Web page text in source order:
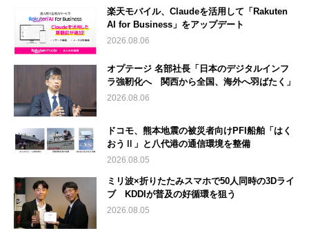
楽天モバイル、Claudeを活用して「Rakuten
AI for Business」をアップデート
2026.08.06
オプテージ 名部社長「日本のデジタルインフ
ラ強靭化へ 関西から全国、海外へ羽ばたく」
2026.08.06
ドコモ、熊本地震の被災者向けPFI船舶「はく
おうⅡ」と八代港の通信環境を整備
2026.08.05
ミリ波×折りたたみスマホで50人同時の3Dライ
ブ KDDIが普及の好循環を狙う
2026.08.05